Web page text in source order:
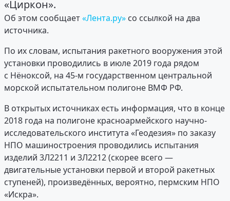
«Циркон».
Об этом сообщает«Лента.ру» со ссылкой на два
источника.
По их словам, испытания ракетного вооружения этой
установки проводились в июле 2019 года рядом
с Нёноксой, на 45-м государственном центральной
морской испытательном полигоне ВМФ РФ.
В открытых источниках есть информация, что в конце
2018 года на полигоне красноармейского научно-
исследовательского института «Геодезия» по заказу
НПО машиностроения проводились испытания
изделий 3Л2211 и 3Л2212 (скорее всего —
двигательные установки первой и второй ракетных
ступеней), произведённых, вероятно, пермским НПО
«Искра».